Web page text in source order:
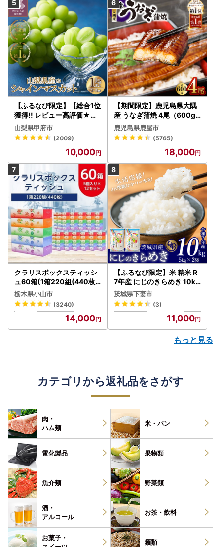
【ふるなび限定】【総合1位
獲得!! レビュー高評価★】
〈2026年度配送分〉山梨
県産 シャインマスカット 2
～3房（1.0kg以上）シャイ
ン フルーツ FN-Limited-S
P
山梨県甲府市
(2009)
10,000
【期間限定】鹿児島県大隅
産 うなぎ蒲焼 4尾（600g
） KN007-004-04-cp18
うなぎ 鰻 魚 惣菜 総菜
鹿児島県鹿屋市
(5765)
18,000
クラリスボックスティッシ
ュ60箱(1箱220組(440枚))
(5個入り×12セット)【配送
不可地域：離島・沖縄県】
【1256759】
栃木県小山市
(3240)
14,000
【ふるなび限定】米 精米 R
7年産 にじのきらめき 10kg
10月 FN-Limited-PR
茨城県下妻市
(3)
11,000
もっと見る
カテゴリから返礼品をさがす
肉・
ハム類
米・パン
電化製品 果物類
魚介類 野菜類
酒・
アルコール
お茶・ 飲料
お菓子・
麺類